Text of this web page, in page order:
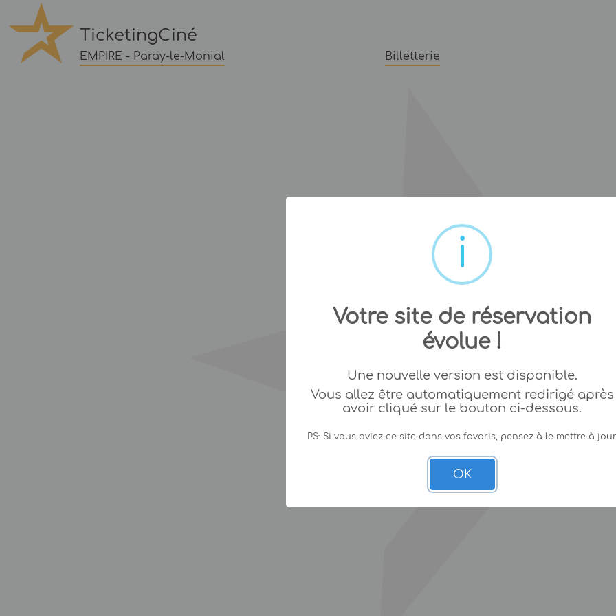
TicketingCiné
EMPIRE - Paray-le-Monial Billetterie
Votre site de réservation
évolue !
Une nouvelle version est disponible.
Vous allez être automatiquement redirigé après
avoir cliqué sur le bouton ci-dessous.
PS: Si vous aviez ce site dans vos favoris, pensez à le mettre à
OK